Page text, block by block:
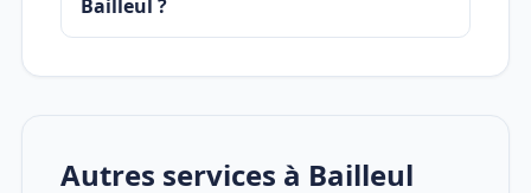
Bailleul ?
Autres services à Bailleul